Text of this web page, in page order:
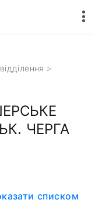
>
ЧЕРГА
списком